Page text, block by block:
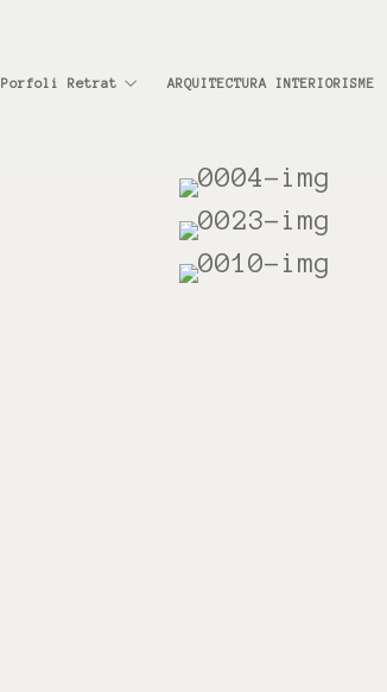
Porfoli Retrat ARQUITECTURA INTERIORISME